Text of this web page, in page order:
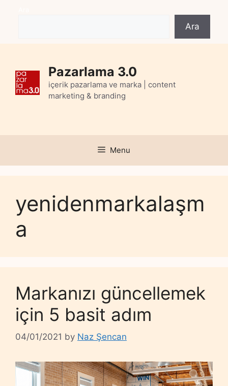
Ara
Pazarlama 3.0
içerik pazarlama ve marka | content
marketing & branding
Menu
yenidenmarkalaşm
a
Markanızı güncellemek
için 5 basit adım
04/01/2021 by Naz Şencan